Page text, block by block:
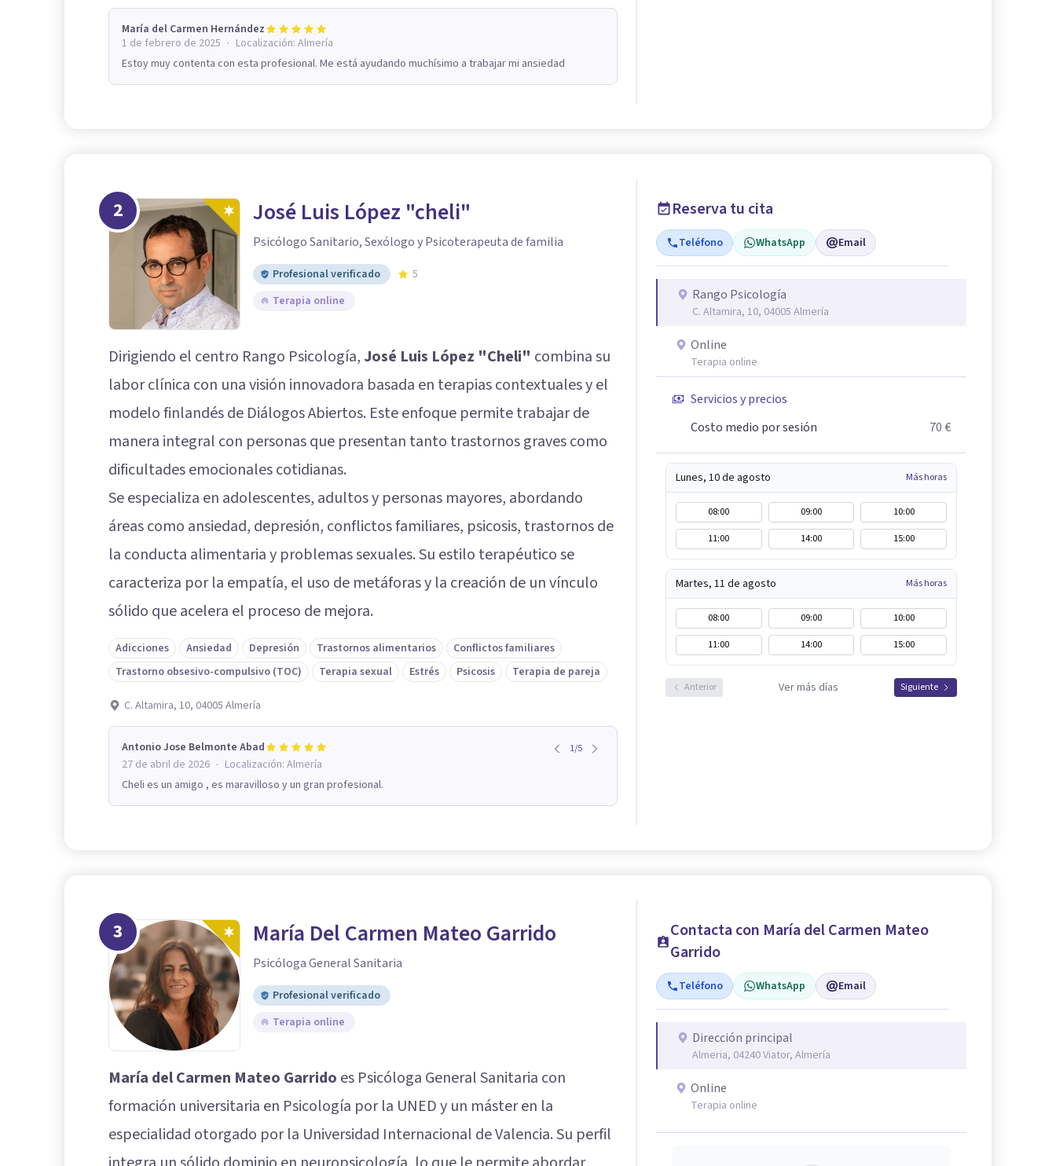
María del Carmen Hernández
1 de febrero de 2025 · Localización: Almería
Estoy muy contenta con esta profesional. Me está ayudando muchísimo a trabajar mi ansiedad
2 José Luis López "cheli"
Psicólogo Sanitario, Sexólogo y Psicoterapeuta de familia
Profesional verificado
5
Terapia online
Dirigiendo el centro Rango Psicología,José Luis López "Cheli" combina su
labor clínica con una visión innovadora basada en terapias contextuales y el
modelo finlandés de Diálogos Abiertos. Este enfoque permite trabajar de
manera integral con personas que presentan tanto trastornos graves como
dificultades emocionales cotidianas.
Se especializa en adolescentes, adultos y personas mayores, abordando
áreas como ansiedad, depresión, conflictos familiares, psicosis, trastornos de
la conducta alimentaria y problemas sexuales. Su estilo terapéutico se
caracteriza por la empatía, el uso de metáforas y la creación de un vínculo
sólido que acelera el proceso de mejora.
Adicciones Ansiedad Depresión Trastornos alimentarios
Conflictos familiares
Trastorno obsesivo-compulsivo (TOC)
Terapia sexual Estrés Psicosis Terapia de pareja
C. Altamira, 10, 04005 Almería
Antonio Jose Belmonte Abad 1/5
27 de abril de 2026 · Localización: Almería
Cheli es un amigo , es maravilloso y un gran profesional.
Reserva tu cita
Teléfono WhatsApp Email
Rango Psicología
C. Altamira, 10, 04005 Almería
Online
Terapia online
Servicios y precios
Costo medio por sesión
70 €
Lunes, 10 de agosto Más horas
08:00 09:00
10:00
11:00
14:00 15:00
Martes, 11 de agosto Más horas
08:00 09:00
10:00
11:00
14:00 15:00
Anterior Ver más días Siguiente
3 María Del Carmen Mateo Garrido
Psicóloga General Sanitaria
Profesional verificado
Terapia online
María del Carmen Mateo Garrido es Psicóloga General Sanitaria con
formación universitaria en Psicología por la UNED y un máster en la
especialidad otorgado por la Universidad Internacional de Valencia. Su perfil
Contacta con María del Carmen Mateo
Garrido
Teléfono WhatsApp Email
Dirección principal
Almeria, 04240 Viator, Almería
Online
Terapia online